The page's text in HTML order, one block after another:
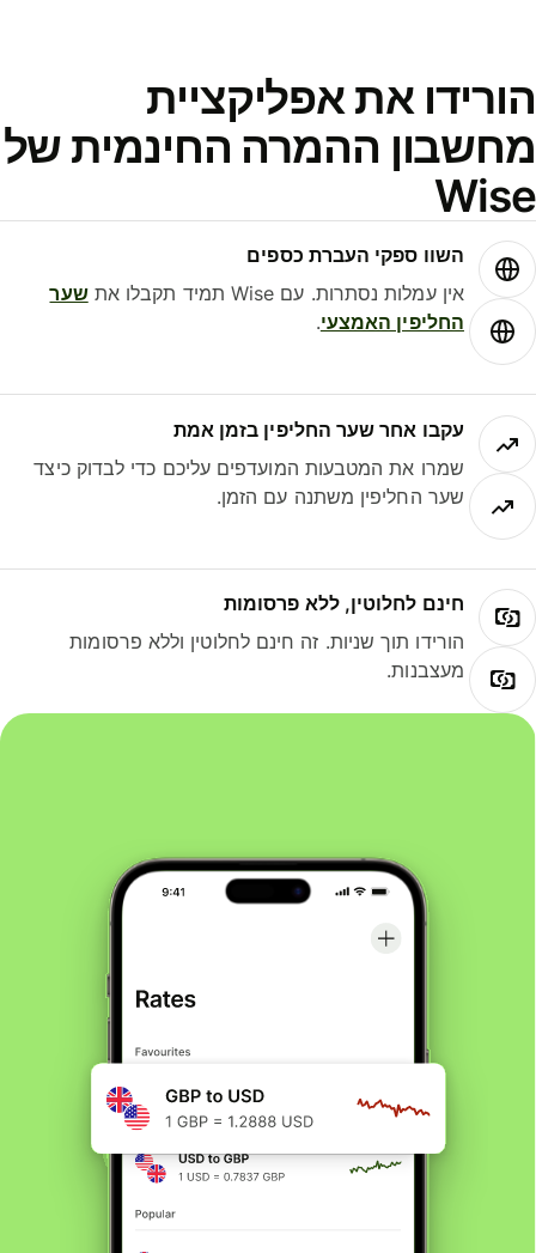
את אפליקציית
ההמרה החינמית של
השוו ספקי העברת כספים
אין עמלות נסתרות. עם Wise תמיד תקבלו את
שער
החליפין האמצעי.
עקבו אחר שער החליפין בזמן אמת
שמרו את המטבעות המועדפים עליכם כדי לבדוק כיצד
שער החליפין משתנה עם הזמן.
חינם לחלוטין, ללא פרסומות
הורידו תוך שניות. זה חינם לחלוטין וללא פרסומות
מעצבנות.